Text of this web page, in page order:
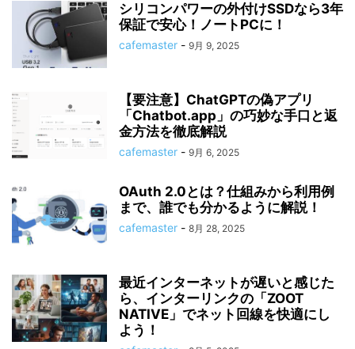
シリコンパワーの外付けSSDなら3年
保証で安心！ノートPCに！
cafemaster - 9月 9, 2025
【要注意】ChatGPTの偽アプリ
「Chatbot.app」の巧妙な手口と返
金方法を徹底解説
cafemaster - 9月 6, 2025
OAuth 2.0とは？仕組みから利用例
まで、誰でも分かるように解説！
cafemaster - 8月 28, 2025
最近インターネットが遅いと感じた
ら、インターリンクの「ZOOT
NATIVE」でネット回線を快適にし
よう！